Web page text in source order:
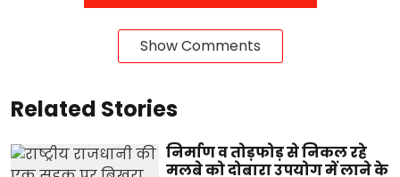
Show Comments
Related Stories
निर्माण व तोड़फोड़ से निकल रहे
मलबे को दोबारा उपयोग में लाने के